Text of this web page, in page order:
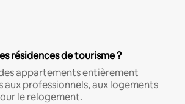
résidences de tourisme ?
appartements entièrement
aux professionnels, aux logements
le relogement.